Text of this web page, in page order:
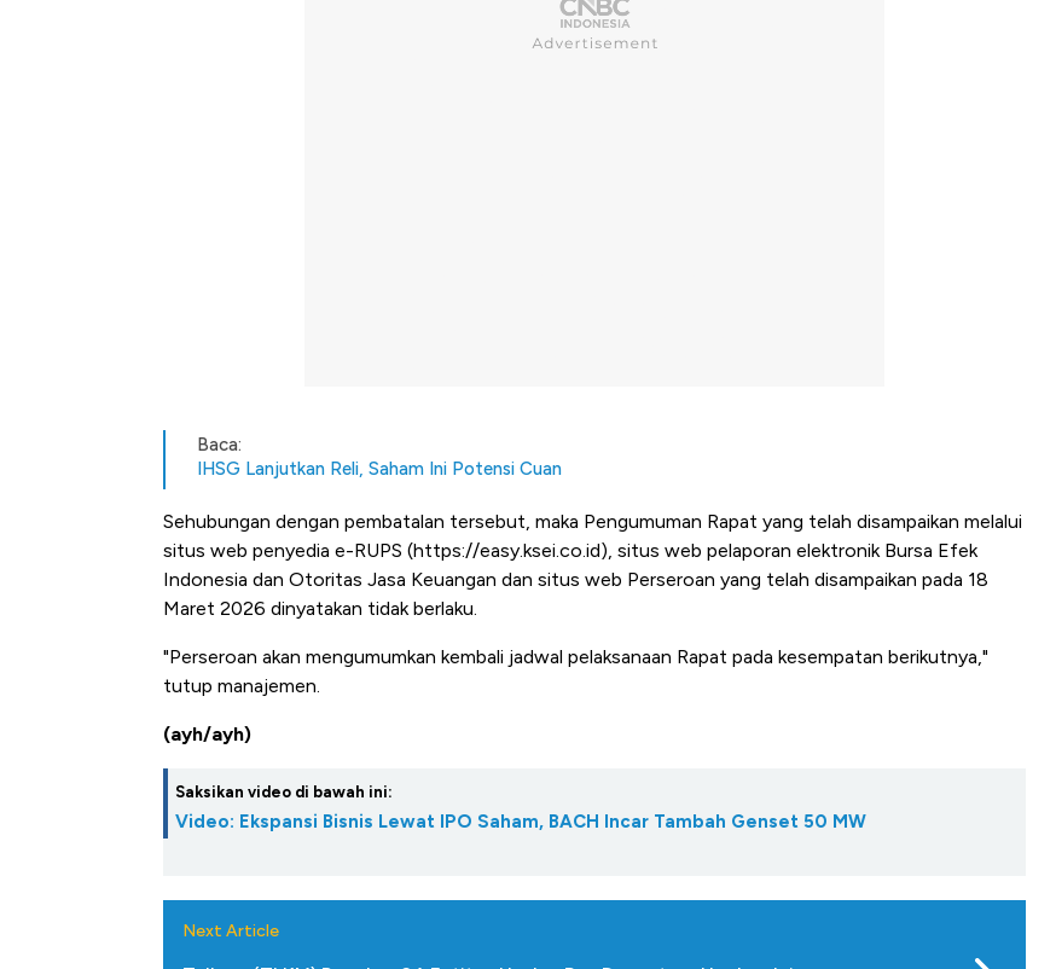
Baca:
IHSG Lanjutkan Reli, Saham Ini Potensi Cuan
Sehubungan dengan pembatalan tersebut, maka Pengumuman Rapat yang telah disampaikan melalui
situs web penyedia e-RUPS (https://easy.ksei.co.id), situs web pelaporan elektronik Bursa Efek
Indonesia dan Otoritas Jasa Keuangan dan situs web Perseroan yang telah disampaikan pada 18
Maret 2026 dinyatakan tidak berlaku.
"Perseroan akan mengumumkan kembali jadwal pelaksanaan Rapat pada kesempatan berikutnya,"
tutup manajemen.
(ayh/ayh)
Saksikan video di bawah ini:
Video: Ekspansi Bisnis Lewat IPO Saham, BACH Incar Tambah Genset 50 MW
Next Article